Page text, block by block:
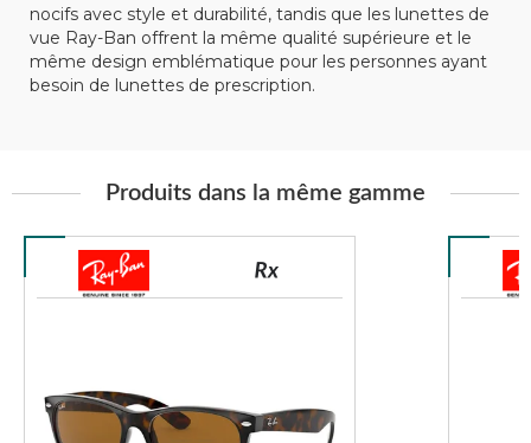
nocifs avec style et durabilité, tandis que les lunettes de
vue Ray-Ban offrent la même qualité supérieure et le
même design emblématique pour les personnes ayant
besoin de lunettes de prescription.
Produits dans la même gamme